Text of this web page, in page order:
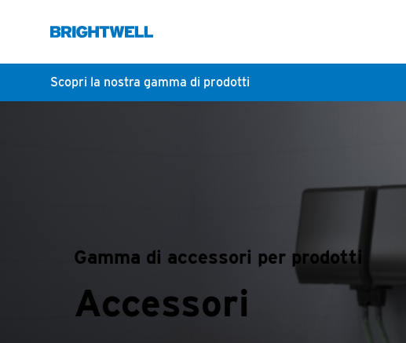
Scopri la nostra gamma di prodotti
Gamma di accessori per prodotti
Accessori